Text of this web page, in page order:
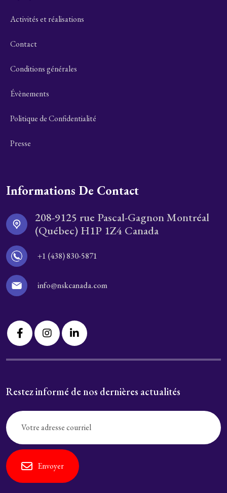
Activités et réalisations
Contact
Conditions générales
Évènements
Politique de Confidentialité
Presse
Informations De Contact
208-9125 rue Pascal-Gagnon Montréal
(Québec) H1P 1Z4 Canada
+1 (438) 830-5871
info@nskcanada.com
Restez informé de nos dernières actualités
Envoyer